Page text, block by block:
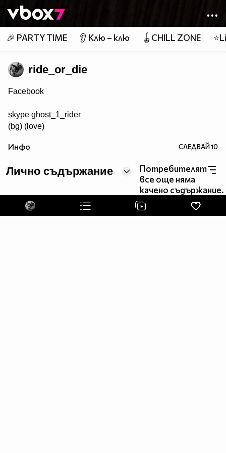
👾
🎉 PARTY TIME 👂 Клю – клю 🪀CHILL ZONE
ride_or_die
Facebook
skype ghost_1_rider
(bg) (love)
Инфо СЛЕДВАЙ10
Лично съдържание
Потребителят
все още няма
качено съдържание.